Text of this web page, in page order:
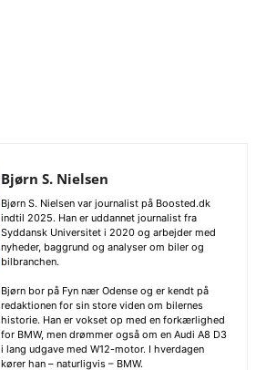
Bjørn S. Nielsen
Bjørn S. Nielsen var journalist på Boosted.dk
indtil 2025. Han er uddannet journalist fra
Syddansk Universitet i 2020 og arbejder med
nyheder, baggrund og analyser om biler og
bilbranchen.
Bjørn bor på Fyn nær Odense og er kendt på
redaktionen for sin store viden om bilernes
historie. Han er vokset op med en forkærlighed
for BMW, men drømmer også om en Audi A8 D3
i lang udgave med W12-motor. I hverdagen
kører han – naturligvis – BMW.